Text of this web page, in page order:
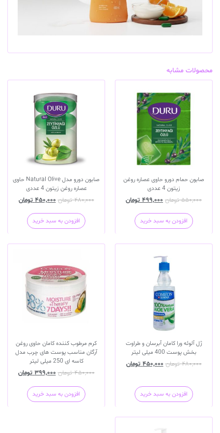
محصولات مشابه
صابون حمام دورو حاوی عصاره روغن
زیتون 4 عددی
۵۵۰,۰۰۰ تومان ۴۹۹,۰۰۰ تومان
افزودن به سبد خرید
صابون دورو مدل Natural Olive حاوی
عصاره روغن زیتون 4 عددی
۴۸۰,۰۰۰ تومان ۴۵۰,۰۰۰ تومان
افزودن به سبد خرید
ژل آلوئه ورا کامان آبرسان و طراوت
بخش پوست 400 میلی لیتر
۴۸۰,۰۰۰ تومان ۴۵۰,۰۰۰ تومان
افزودن به سبد خرید
کرم مرطوب کننده کامان حاوی روغن
آرگان مناسب پوست های چرب مدل
کاسه ای 250 میلی لیتر
۴۵۰,۰۰۰ تومان ۳۹۹,۰۰۰ تومان
افزودن به سبد خرید